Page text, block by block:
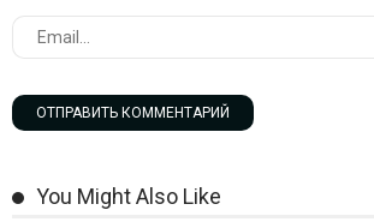
You Might Also Like